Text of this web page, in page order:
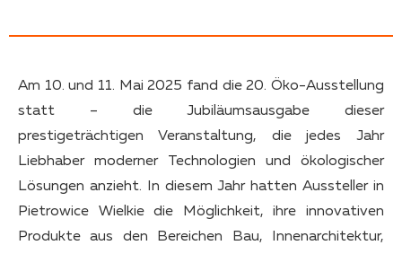
Am 10. und 11. Mai 2025 fand die 20. Öko-Ausstellung
statt – die Jubiläumsausgabe dieser
prestigeträchtigen Veranstaltung, die jedes Jahr
Liebhaber moderner Technologien und ökologischer
Lösungen anzieht. In diesem Jahr hatten Aussteller in
Pietrowice Wielkie die Möglichkeit, ihre innovativen
Produkte aus den Bereichen Bau, Innenarchitektur,